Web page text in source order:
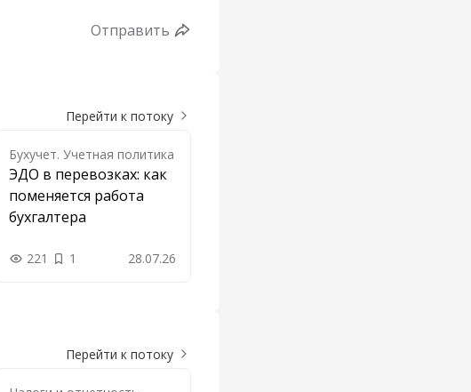
Отправить
Перейти к потоку
Бухучет. Учетная политика
ЭДО в перевозках: как
поменяется работа
бухгалтера
221 1 28.07.26
Перейти к потоку